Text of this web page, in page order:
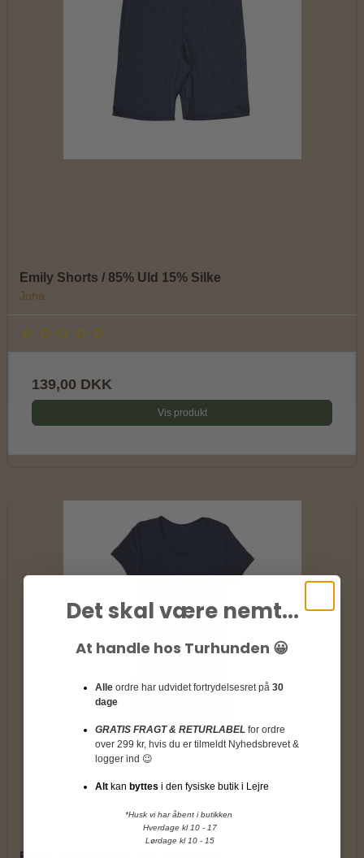
Emily Shorts / 85% Uld 15% Silke
Joha
139,00 DKK
Vis produkt
Det skal være nemt...
At handle hos Turhunden 😀
Alle ordre har udvidet fortrydelsesret på 30
dage
GRATIS FRAGT & RETURLABEL for ordre
over 299 kr, hvis du er tilmeldt Nyhedsbrevet &
logger ind 😉
Alt kan byttes i den fysiske butik i Lejre
*Husk vi har åbent i butikken
Hverdage kl 10 - 17
Lørdage kl 10 - 15